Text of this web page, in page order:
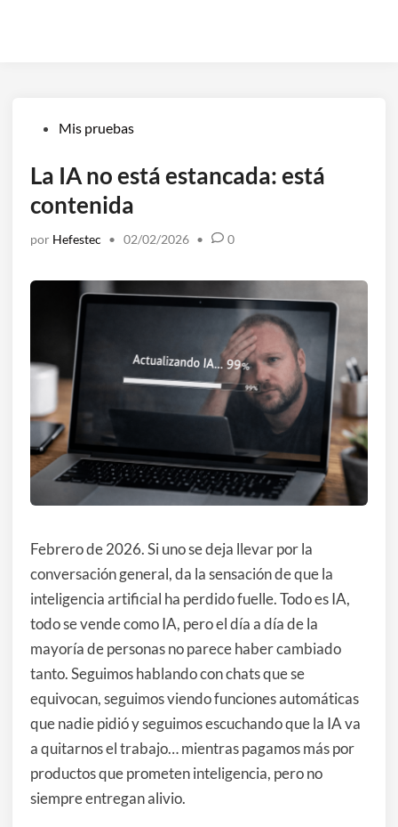
Publicado
Mis pruebas
La IA no está estancada: está
contenida
por Hefestec • 02/02/2026 • 0
Febrero de 2026. Si uno se deja llevar por la
conversación general, da la sensación de que la
inteligencia artificial ha perdido fuelle. Todo es IA,
todo se vende como IA, pero el día a día de la
mayoría de personas no parece haber cambiado
tanto. Seguimos hablando con chats que se
equivocan, seguimos viendo funciones automáticas
que nadie pidió y seguimos escuchando que la IA va
a quitarnos el trabajo… mientras pagamos más por
productos que prometen inteligencia, pero no
siempre entregan alivio.